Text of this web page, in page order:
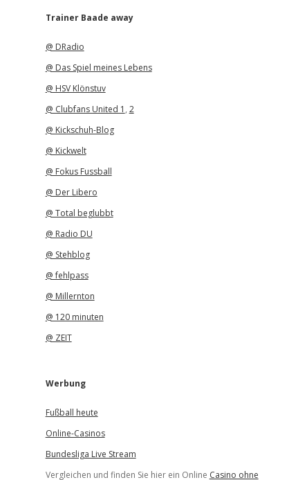
iTrainer Baade away
@ DRadio
@ Das Spiel meines Lebens
@ HSV Klönstuv
@ Clubfans United 1 , 2
@ Kickschuh-Blog
@ Kickwelt
@ Fokus Fussball
@ Der Libero
@ Total beglubbt
@ Radio DU
@ Stehblog
@ fehlpass
@ Millernton
@ 120 minuten
@ ZEIT
Werbung
Fußball heute
Online-Casinos
Bundesliga Live Stream
Vergleichen und finden Sie hier ein Online Casino ohne